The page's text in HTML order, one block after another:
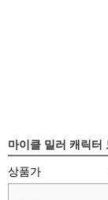
마이클 밀러 캐릭터
상품가